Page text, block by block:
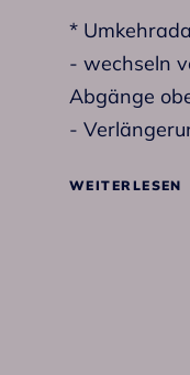
*
- wechseln
Abgänge
-
WEITERLESEN